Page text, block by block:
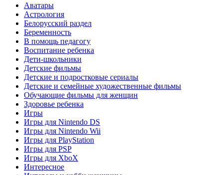
Аватары
Астрология
Белорусский раздел
Беременность
В помощь педагогу
Воспитание ребенка
Дети-школьники
Детские фильмы
Детские и подростковые сериалы
Детские и семейные художественные фильмы
Обучающие фильмы для женщин
Здоровье ребенка
Игры
Игры для Nintendo DS
Игры для Nintendo Wii
Игры для PlayStation
Игры для PSP
Игры для XboX
Интересное